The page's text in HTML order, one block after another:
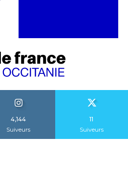
4,144
Suiveurs
11
Suiveurs